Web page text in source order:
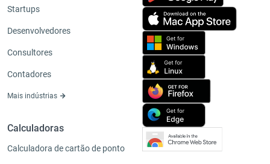
Startups
Desenvolvedores
Consultores
Contadores
Mais indústrias
Calculadoras
Calculadora de cartão de ponto